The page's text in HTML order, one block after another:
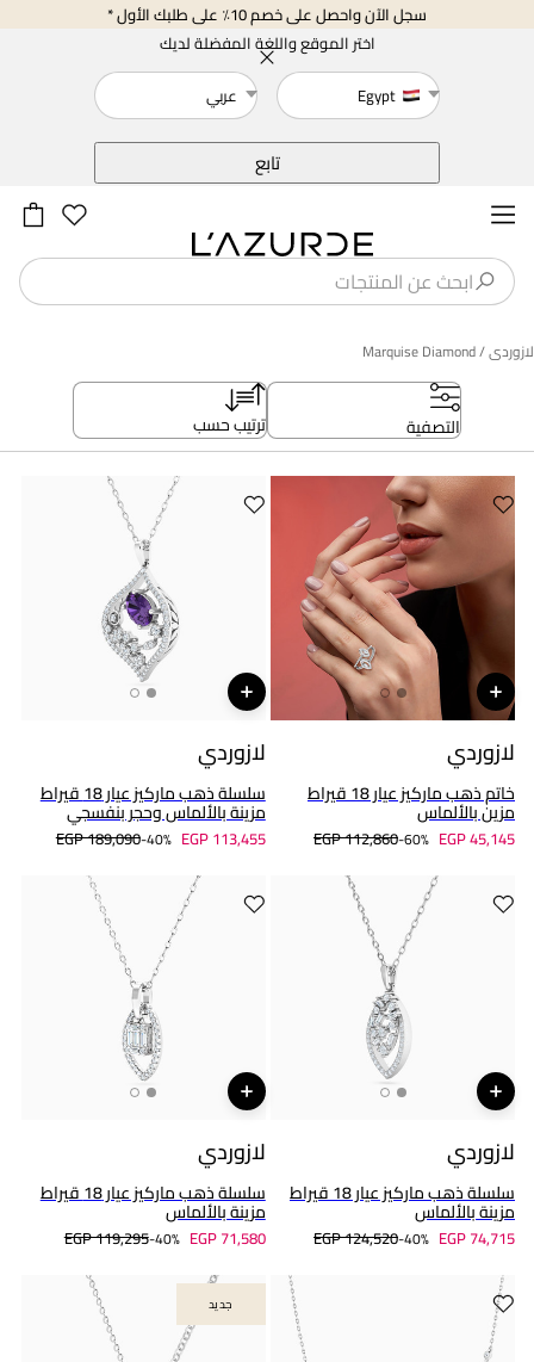
سجل الآن واحصل على خصم 10٪ على طلبك الأول *
اختر الموقع واللغة المفضلة لديك
Egypt
عربي
تابع
لازوردى/ Marquise Diamond
التصفية ترتيب حسب
لازوردي
خاتم ذهب ماركيز عيار 18 قيراط
مزين بالألماس
EGP 112,860 60%- EGP 45,145
لازوردي
سلسلة ذهب ماركيز عيار 18 قيراط
مزينة بالألماس وحجر بنفسجي
EGP 189,090 40%- EGP 113,455
لازوردي
سلسلة ذهب ماركيز عيار 18 قيراط
مزينة بالألماس
EGP 124,520 40%- EGP 74,715
لازوردي
سلسلة ذهب ماركيز عيار 18 قيراط
مزينة بالألماس
EGP 119,295 40%- EGP 71,580
جديد
جديد